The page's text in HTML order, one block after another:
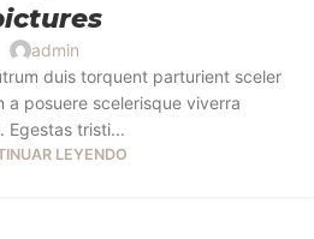
admin
duis torquent parturient sceler
a posuere scelerisque viverra
Egestas tristi...
LEYENDO